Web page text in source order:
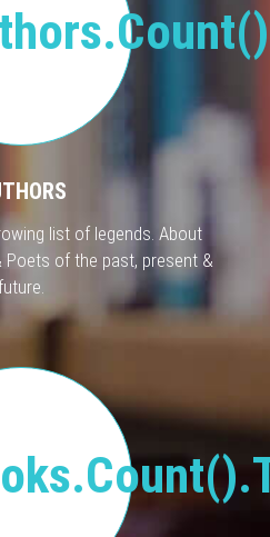
list of legends. About
Poets of the past, present &